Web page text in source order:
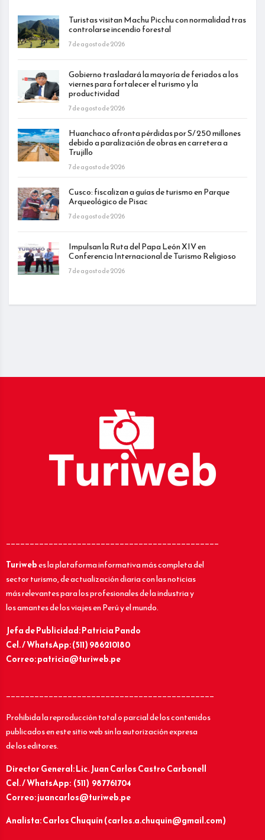
Turistas visitan Machu Picchu con normalidad tras
controlarse incendio forestal
7 de agosto de 2026
Gobierno trasladará la mayoría de feriados a los
viernes para fortalecer el turismo y la
productividad
7 de agosto de 2026
Huanchaco afronta pérdidas por S/ 250 millones
debido a paralización de obras en carretera a
Trujillo
7 de agosto de 2026
Cusco: fiscalizan a guías de turismo en Parque
Arqueológico de Pisac
7 de agosto de 2026
Impulsan la Ruta del Papa León XIV en
Conferencia Internacional de Turismo Religioso
7 de agosto de 2026
_____________________________________________
Turiwebes la plataforma informativa más completa del
sector turismo, de actualización diaria con las noticias
más relevantes para los profesionales de la industria y
los amantes de los viajes en Perú y el mundo.
Jefa de Publicidad: Patricia Pando
Cel. / WhatsApp: (511) 986210180
Correo: patricia@turiweb.pe
____________________________________________
Prohibida la reproducción total o parcial de los contenidos
publicados en este sitio web sin la autorización expresa
de los editores.
Director General: Lic.Juan Carlos Castro Carbonell
Cel. / WhatsApp: (511) 987761704
Correo: juancarlos@turiweb.pe
Analista: Carlos Chuquín (carlos.a.chuquin@gmail.com)